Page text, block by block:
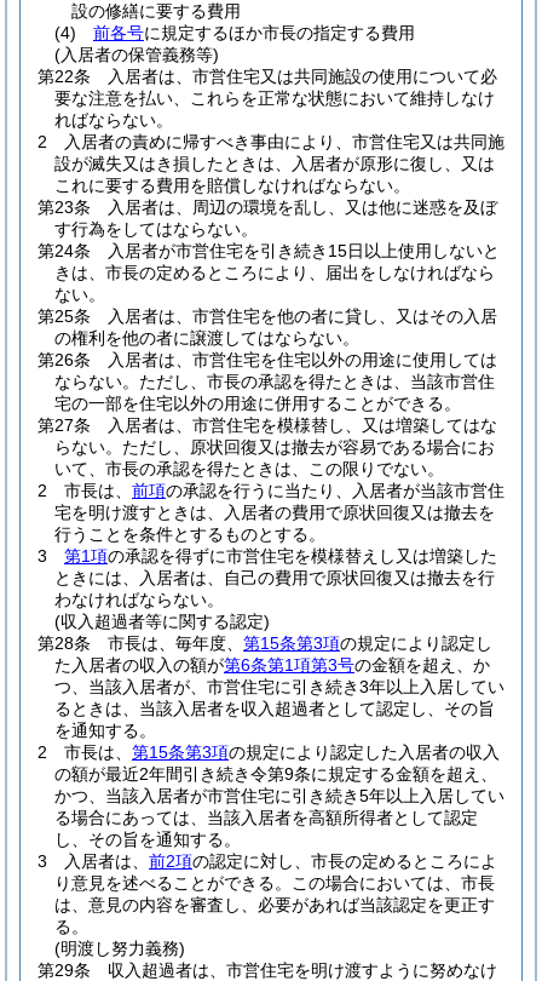
設の修繕に要する費用
(4)
前各号に規定するほか市長の指定する費用
(入居者の保管義務等)
第22条
入居者は、市営住宅又は共同施設の使用について必
要な注意を払い、これらを正常な状態において維持しなけ
ればならない。
2
入居者の責めに帰すべき事由により、市営住宅又は共同施
設が滅失又はき損したときは、入居者が原形に復し、又は
これに要する費用を賠償しなければならない。
第23条
入居者は、周辺の環境を乱し、又は他に迷惑を及ぼ
す行為をしてはならない。
第24条
入居者が市営住宅を引き続き15日以上使用しないと
きは、市長の定めるところにより、届出をしなければなら
ない。
第25条
入居者は、市営住宅を他の者に貸し、又はその入居
の権利を他の者に譲渡してはならない。
第26条
入居者は、市営住宅を住宅以外の用途に使用しては
ならない。 ただし、市長の承認を得たときは、当該市営住
宅の一部を住宅以外の用途に併用することができる。
第27条
入居者は、市営住宅を模様替し、又は増築してはな
らない。 ただし、原状回復又は撤去が容易である場合にお
いて、市長の承認を得たときは、この限りでない。
2
市長は、 前項の承認を行うに当たり、入居者が当該市営住
宅を明け渡すときは、入居者の費用で原状回復又は撤去を
行うことを条件とするものとする。
3
第1項の承認を得ずに市営住宅を模様替えし又は増築した
ときには、入居者は、自己の費用で原状回復又は撤去を行
わなければならない。
(収入超過者等に関する認定)
第28条
市長は、毎年度、 第15条第3項の規定により認定し
た入居者の収入の額が第6条第1項第3号の金額を超え、か
つ、当該入居者が、市営住宅に引き続き3年以上入居してい
るときは、当該入居者を収入超過者として認定し、その旨
を通知する。
2
市長は、 第15条第3項の規定により認定した入居者の収入
の額が最近2年間引き続き令第9条に規定する金額を超え、
かつ、当該入居者が市営住宅に引き続き5年以上入居してい
る場合にあっては、当該入居者を高額所得者として認定
し、その旨を通知する。
3
入居者は、 前2項の認定に対し、市長の定めるところによ
り意見を述べることができる。
この場合においては、市長
は、意見の内容を審査し、必要があれば当該認定を更正す
る。
(明渡し努力義務)
第29条
収入超過者は、市営住宅を明け渡すように努めなけ